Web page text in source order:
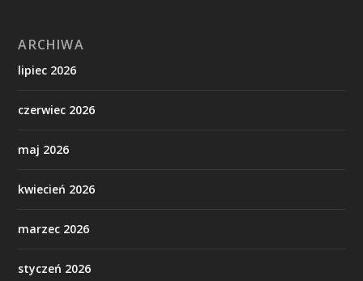
ARCHIWA
lipiec 2026
czerwiec 2026
maj 2026
kwiecień 2026
marzec 2026
styczeń 2026